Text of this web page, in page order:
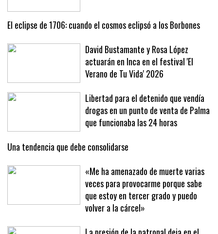
El eclipse de 1706: cuando el cosmos eclipsó a los Borbones
David Bustamante y Rosa López
actuarán en Inca en el festival 'El
Verano de Tu Vida' 2026
Libertad para el detenido que vendía
drogas en un punto de venta de Palma
que funcionaba las 24 horas
Una tendencia que debe consolidarse
«Me ha amenazado de muerte varias
veces para provocarme porque sabe
que estoy en tercer grado y puedo
volver a la cárcel»